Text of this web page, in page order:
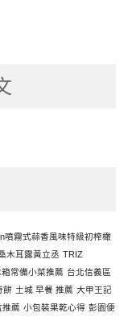
噴霧式蒜香風味特級初榨橄
木耳露黃立丞 TRIZ
箱常備小菜推薦 台北信義區
餅 土城 早餐 推薦 大甲王記
推薦 小包裝果乾心得 彭園便